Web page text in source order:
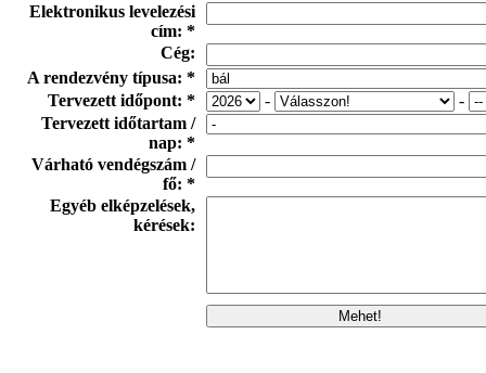
Elektronikus levelezési
cím: *
Cég:
A rendezvény típusa: *
Tervezett időpont: *
-
-
Tervezett időtartam /
nap: *
Várható vendégszám /
fő: *
Egyéb elképzelések,
kérések: